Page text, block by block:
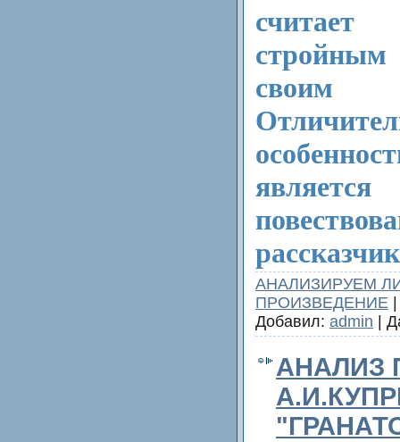
своим
АНАЛИЗИРУЕМ
ПРОИЗВЕДЕНИЕ
Добавил: admin |
АНАЛИЗ